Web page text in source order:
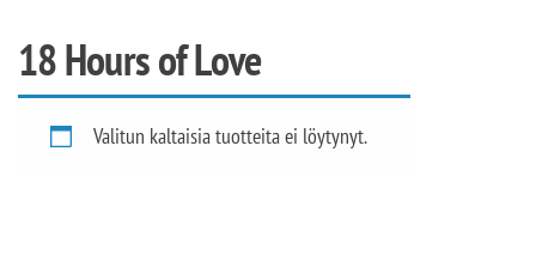
18 Hours of Love
Valitun kaltaisia tuotteita ei löytynyt.